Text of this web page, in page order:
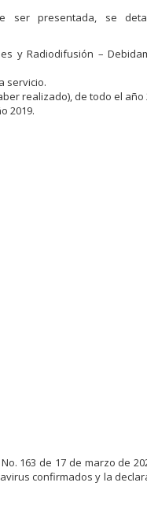
ser presentada, se
y Radiodifusión –
servicio.
realizado), de todo el año
2019.
163 de 17 de marzo de
confirmados y la